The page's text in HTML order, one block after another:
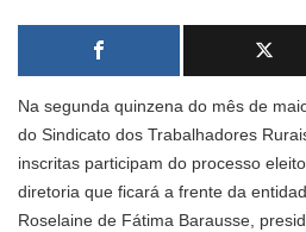
Na segunda quinzena do mês de
do Sindicato dos Trabalhadores
inscritas participam do processo
diretoria que ficará a frente da
Roselaine de Fátima Barausse,